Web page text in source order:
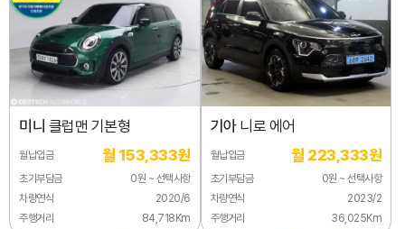
미니 클럽맨 기본형
월납입금 월 153,333원
초기부담금
0원 ~ 선택사항
차량연식
2020/6
주행거리
84,718Km
기아니로 에어
월납입금 월 223,333원
초기부담금
0원 ~ 선택사항
차량연식
2023/2
주행거리
36,025Km